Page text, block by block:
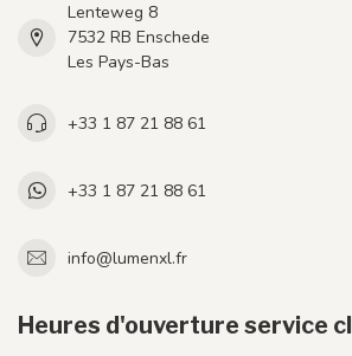
Lenteweg 8
7532 RB Enschede
Les Pays-Bas
+33 1 87 21 88 61
+33 1 87 21 88 61
info@lumenxl.fr
Heures d'ouverture service